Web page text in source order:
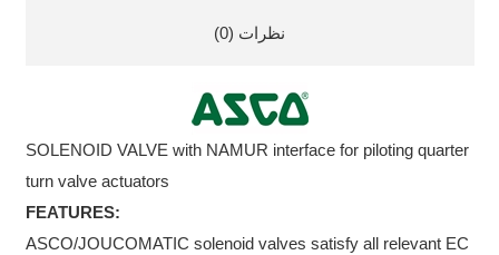
نظرات (0)
SOLENOID VALVE with NAMUR interface for piloting quarter
turn valve actuators
FEATURES:
ASCO/JOUCOMATIC solenoid valves satisfy all relevant EC